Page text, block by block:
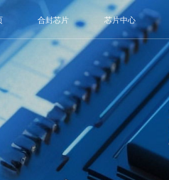
合封芯片 芯片中心